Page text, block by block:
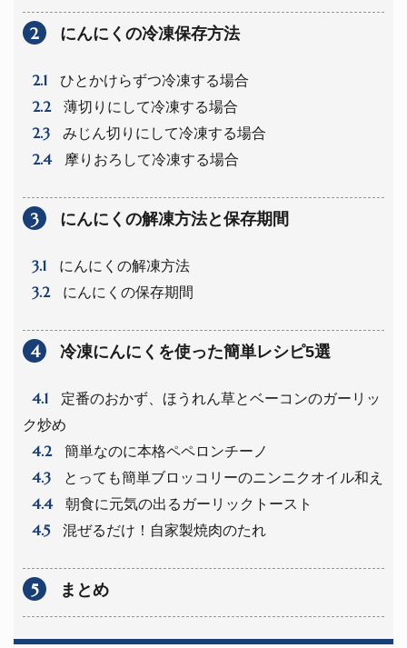
2 にんにくの冷凍保存方法
2.1 ひとかけらずつ冷凍する場合
2.2 薄切りにして冷凍する場合
2.3 みじん切りにして冷凍する場合
2.4 摩りおろして冷凍する場合
3 にんにくの解凍方法と保存期間
3.1 にんにくの解凍方法
3.2 にんにくの保存期間
4 冷凍にんにくを使った簡単レシピ5選
4.1
定番のおかず、ほうれん草とベーコンのガーリッ
ク炒め
4.2 簡単なのに本格ペペロンチーノ
4.3 とっても簡単ブロッコリーのニンニクオイル和え
4.4 朝食に元気の出るガーリックトースト
4.5 混ぜるだけ！自家製焼肉のたれ
5 まとめ